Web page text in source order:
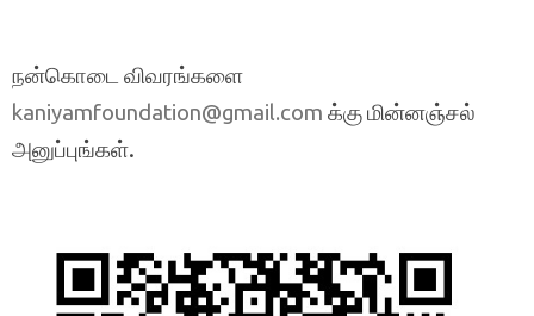
நன்கொடை விவரங்களை
kaniyamfoundation@gmail.com க்கு மின்னஞ்சல்
அனுப்புங்கள்.